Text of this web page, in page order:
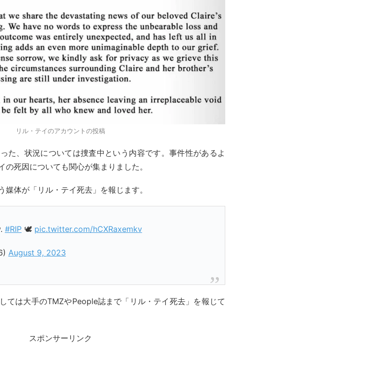
リル・テイのアカウントの投稿
た、状況については捜査中という内容です。事件性があるよ
の死因についても関心が集まりました。
体が「リル・テイ死去」を報じます。
#RIP🕊️ pic.twitter.com/hCXRaxemkv
August 9, 2023
ては大手のTMZやPeople誌まで「リル・テイ死去」を報じて
スポンサーリンク